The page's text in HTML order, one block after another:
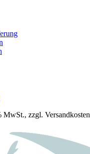
MwSt., zzgl. Versandkosten